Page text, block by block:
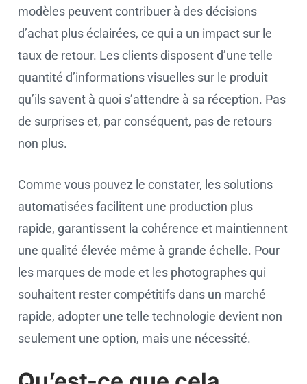
modèles peuvent contribuer à des décisions
d’achat plus éclairées, ce qui a un impact sur le
taux de retour. Les clients disposent d’une telle
quantité d’informations visuelles sur le produit
qu’ils savent à quoi s’attendre à sa réception. Pas
de surprises et, par conséquent, pas de retours
non plus.
Comme vous pouvez le constater, les solutions
automatisées facilitent une production plus
rapide, garantissent la cohérence et maintiennent
une qualité élevée même à grande échelle. Pour
les marques de mode et les photographes qui
souhaitent rester compétitifs dans un marché
rapide, adopter une telle technologie devient non
seulement une option, mais une nécessité.